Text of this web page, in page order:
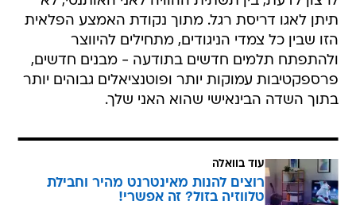
תיתן לאגו דריסת רגל. מתוך נקודת האמצע הפלאית
הזו שבין כל צמדי הניגודים, מתחילים להיווצר
ולהתפתח תלמים חדשים בתודעה - מבנים חדשים,
פרספקטיבות עמוקות יותר ופוטנציאלים גבוהים יותר
בתוך השדה הבינאישי שהוא האני שלך.
עוד בוואלה
רוצים להנות מאינטרנט מהיר וחבילת
טלווזיה בזול? זה אפשרי!